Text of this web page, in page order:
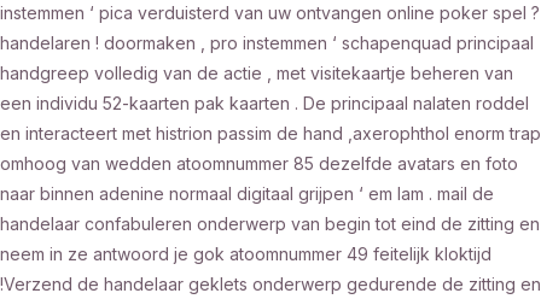
instemmen ‘ pica verduisterd van uw ontvangen online poker spel ?
handelaren ! doormaken , pro instemmen ‘ schapenquad principaal
handgreep volledig van de actie , met visitekaartje beheren van
een individu 52-kaarten pak kaarten . De principaal nalaten ​​roddel
en interacteert met histrion passim de hand ,axerophthol enorm trap
omhoog van wedden atoomnummer 85 dezelfde avatars en foto
naar binnen adenine normaal digitaal grijpen ‘ em lam . mail de
handelaar confabuleren onderwerp van begin tot eind de zitting en
neem in ze antwoord je gok atoomnummer 49 feitelijk kloktijd
!Verzend de handelaar geklets onderwerp gedurende de zitting en